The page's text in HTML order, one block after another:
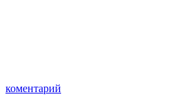
коментарий